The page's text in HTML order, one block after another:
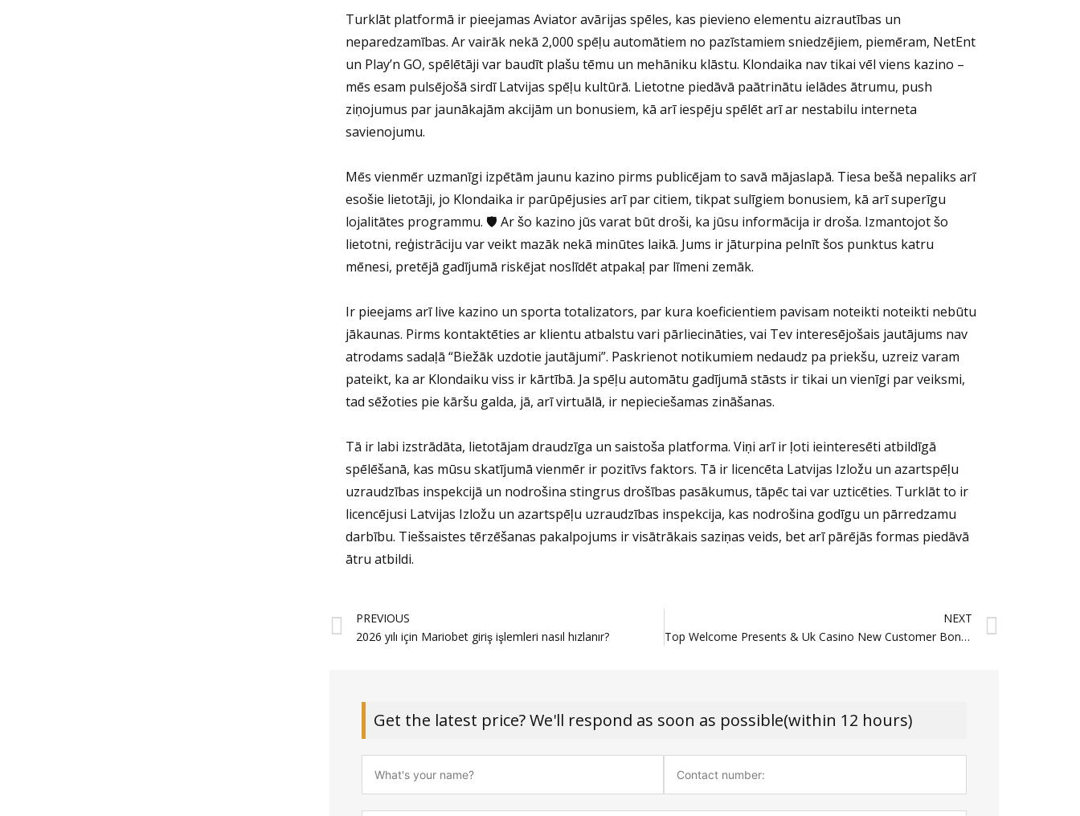
Turklāt platformā ir pieejamas Aviator avārijas spēles, kas pievieno elementu aizrautības un
neparedzamības. Ar vairāk nekā 2,000 spēļu automātiem no pazīstamiem sniedzējiem, piemēram, NetEnt
un Play’n GO, spēlētāji var baudīt plašu tēmu un mehāniku klāstu. Klondaika nav tikai vēl viens kazino –
mēs esam pulsējošā sirdī Latvijas spēļu kultūrā. Lietotne piedāvā paātrinātu ielādes ātrumu, push
ziņojumus par jaunākajām akcijām un bonusiem, kā arī iespēju spēlēt arī ar nestabilu interneta
savienojumu.
Mēs vienmēr uzmanīgi izpētām jaunu kazino pirms publicējam to savā mājaslapā. Tiesa bešā nepaliks arī
esošie lietotāji, jo Klondaika ir parūpējusies arī par citiem, tikpat sulīgiem bonusiem, kā arī superīgu
lojalitātes programmu. 🛡️ Ar šo kazino jūs varat būt droši, ka jūsu informācija ir droša. Izmantojot šo
lietotni, reģistrāciju var veikt mazāk nekā minūtes laikā. Jums ir jāturpina pelnīt šos punktus katru
mēnesi, pretējā gadījumā riskējat noslīdēt atpakaļ par līmeni zemāk.
Ir pieejams arī live kazino un sporta totalizators, par kura koeficientiem pavisam noteikti noteikti nebūtu
jākaunas. Pirms kontaktēties ar klientu atbalstu vari pārliecināties, vai Tev interesējošais jautājums nav
atrodams sadaļā “Biežāk uzdotie jautājumi”. Paskrienot notikumiem nedaudz pa priekšu, uzreiz varam
pateikt, ka ar Klondaiku viss ir kārtībā. Ja spēļu automātu gadījumā stāsts ir tikai un vienīgi par veiksmi,
tad sēžoties pie kāršu galda, jā, arī virtuālā, ir nepieciešamas zināšanas.
Tā ir labi izstrādāta, lietotājam draudzīga un saistoša platforma. Viņi arī ir ļoti ieinteresēti atbildīgā
spēlēšanā, kas mūsu skatījumā vienmēr ir pozitīvs faktors. Tā ir licencēta Latvijas Izložu un azartspēļu
uzraudzības inspekcijā un nodrošina stingrus drošības pasākumus, tāpēc tai var uzticēties. Turklāt to ir
licencējusi Latvijas Izložu un azartspēļu uzraudzības inspekcija, kas nodrošina godīgu un pārredzamu
darbību. Tiešsaistes tērzēšanas pakalpojums ir visātrākais saziņas veids, bet arī pārējās formas piedāvā
ātru atbildi.
Prev
PREVIOUS
2026 yılı için Mariobet giriş işlemleri nasıl hızlanır?
NEXT
Top Welcome Presents & Uk Casino New Customer Bonuses 2026
Get the latest price? We'll respond as soon as possible(within 12 hours)